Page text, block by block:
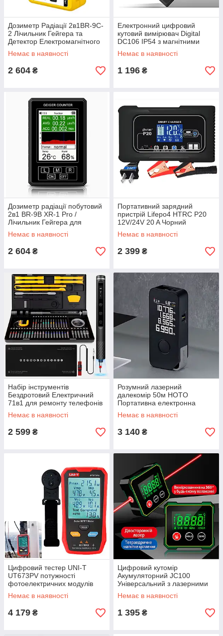
Дозиметр Радіації 2в1BR-9C-
2 Лічильник Гейгера та
Детектор Електромагнітного
Випромінювання Жовтий
Немає в наявності
2 604 ₴
Електронний цифровий
кутовий вимірювач Digital
DC106 IP54 з магнітними
сторонами
Немає в наявності
1 196 ₴
Дозиметр радіації побутовий
2в1 BR-9B XR-1 Pro /
Лічильник Гейгера для
вимірювання радіації,
темпер., вологості
Немає в наявності
2 604 ₴
Портативний зарядний
пристрій Lifepo4 HTRC P20
12V/24V 20 A Чорний
Немає в наявності
2 399 ₴
Набір інструментів
Бездротовий Електричний
71в1 для ремонту телефонів
приладів ПК 48 бітів
Електрична викрутка
Немає в наявності
2 599 ₴
Розумний лазерний
далекомір 50м HOTO
Портативна електронна
рулетка з дисплеєм
Немає в наявності
3 140 ₴
Цифровий тестер UNI-T
UT673PV потужності
фотоелектричних модулів
для роботи з сонячними
панелями
Немає в наявності
4 179 ₴
Цифровий кутомір
Акумуляторний JC100
Універсальний з лазерними
вказівниками і магнітною
основою
Немає в наявності
1 395 ₴